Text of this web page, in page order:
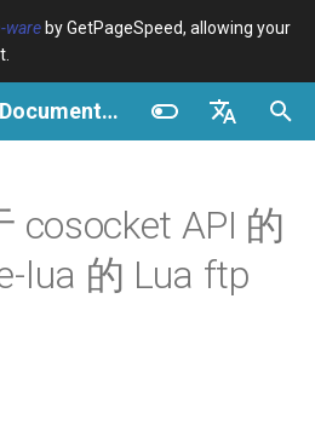
ware by GetPageSpeed, allowing your
NGINX Extras Documentation
Español
Português (Brasil)
Variables
Examples
Directives
Examples
VPS/Dedicated - FastCGI
Cache
cosocket API 的
lua 的 Lua ftp